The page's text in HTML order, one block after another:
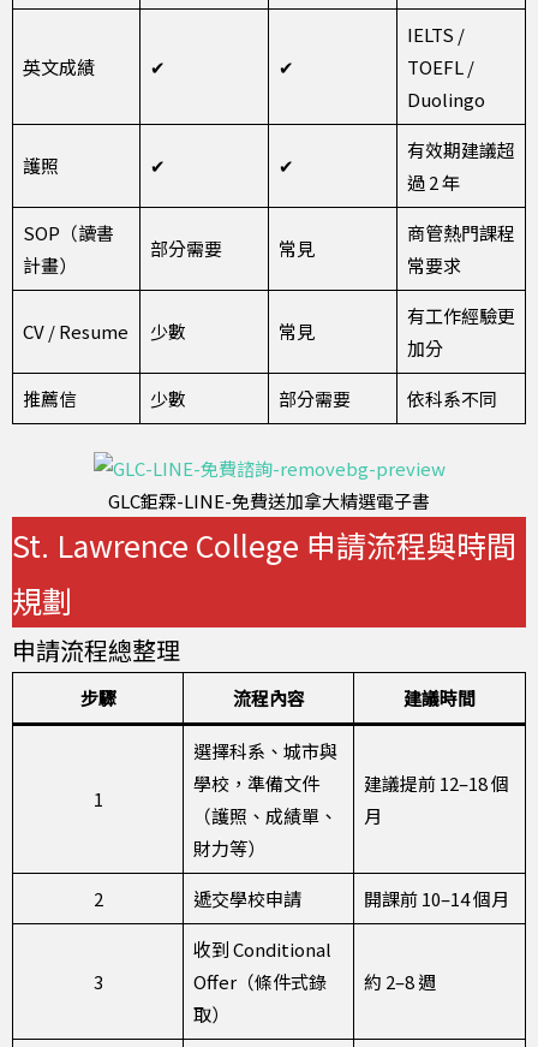
英文成績 ✔ ✔
IELTS /
TOEFL /
Duolingo
護照 ✔ ✔
有效期建議超
過 2 年
SOP（讀書
計畫）
部分需要 常見
商管熱門課程
常要求
CV / Resume 少數 常見
有工作經驗更
加分
推薦信
少數 部分需要 依科系不同
GLC鉅霖-LINE-免費送加拿大精選電子書
St. Lawrence College 申請流程與時間
規劃
申請流程總整理
步驟 流程內容 建議時間
1
選擇科系、城市與
學校，準備文件
（護照、成績單、
財力等）
建議提前 12–18 個
月
2 遞交學校申請 開課前 10–14 個月
3
收到 Conditional
Offer（條件式錄
取）
約 2–8 週